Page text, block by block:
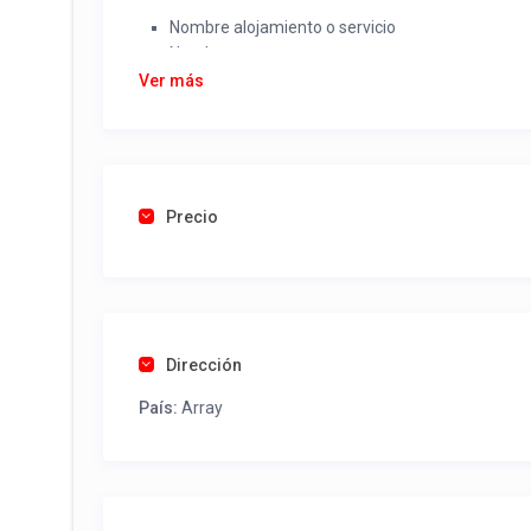
Nombre alojamiento o servicio
Nombre
Rut
Una vez recibido procederemos a activar su aviso
Ver más
Precio
Dirección
País: Array